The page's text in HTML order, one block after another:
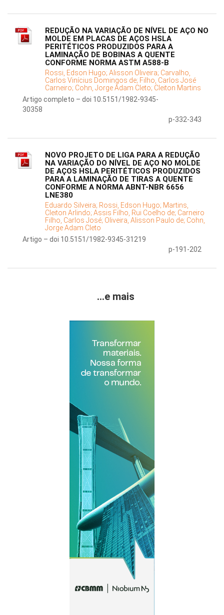
REDUÇÃO NA VARIAÇÃO DE NÍVEL DE AÇO NO
MOLDE EM PLACAS DE AÇOS HSLA
PERITÉTICOS PRODUZIDOS PARA A
LAMINAÇÃO DE BOBINAS A QUENTE
CONFORME NORMA ASTM A588-B
Rossi, Edson Hugo; Alisson Oliveira; Carvalho,
Carlos Vinícius Domingos de; Filho, Carlos José
Carneiro; Cohn, Jorge Adam Cleto; Cleiton Martins
Artigo completo – doi 10.5151/1982-9345-
30358
p-332-343
NOVO PROJETO DE LIGA PARA A REDUÇÃO
NA VARIAÇÃO DO NÍVEL DE AÇO NO MOLDE
DE AÇOS HSLA PERITÉTICOS PRODUZIDOS
PARA A LAMINAÇÃO DE TIRAS A QUENTE
CONFORME A NORMA ABNT-NBR 6656
LNE380
Eduardo Silveira; Rossi, Edson Hugo; Martins,
Cleiton Arlindo; Assis Filho, Rui Coelho de; Carneiro
Filho, Carlos José; Oliveira, Alisson Paulo de; Cohn,
Jorge Adam Cleto
Artigo – doi 10.5151/1982-9345-31219
p-191-202
...e mais